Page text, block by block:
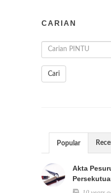
CARIAN
Cari
Popular
Akta